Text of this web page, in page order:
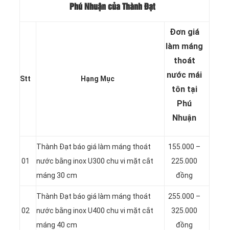
Phú Nhuận của Thành Đạt
Stt Hạng Mục
Đơn giá
làm máng
thoát
nước mái
tôn tại
Phú
Nhuận
01
Thành Đạt báo giá làm máng thoát
nước bằng inox U300 chu vi mặt cắt
máng 30 cm
155.000 –
225.000
đồng
02
Thành Đạt báo giá làm máng thoát
nước bằng inox U400 chu vi mặt cắt
máng 40 cm
255.000 –
325.000
đồng